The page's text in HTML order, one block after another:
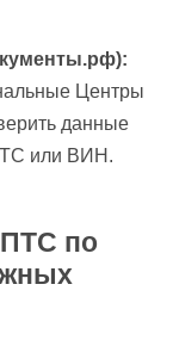
Центры
данные
или ВИН.
ПТС по